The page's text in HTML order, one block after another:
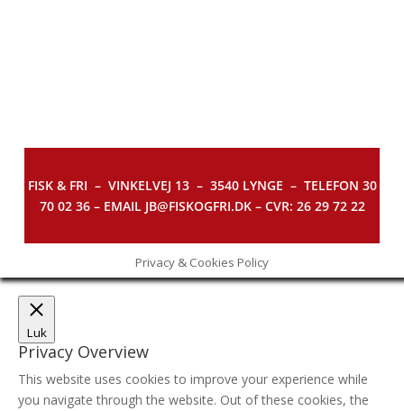
FISK & FRI – VINKELVEJ 13 – 3540 LYNGE – TELEFON 30
70 02 36 – EMAIL JB@FISKOGFRI.DK – CVR: 26 29 72 22
Privacy & Cookies Policy
Luk
Privacy Overview
This website uses cookies to improve your experience while
you navigate through the website. Out of these cookies, the